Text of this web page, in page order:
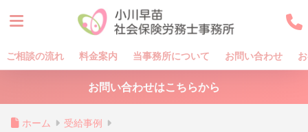
ご相談の流れ 料金案内 当事務所について お問い合わせ
お問い合わせはこちらから
ホーム 受給事例